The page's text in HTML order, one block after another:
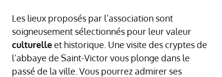
Les lieux proposés par l’association sont
soigneusement sélectionnés pour leur valeur
culturelleet historique. Une visite des cryptes de
l’abbaye de Saint-Victor vous plonge dans le
passé de la ville. Vous pourrez admirer ses